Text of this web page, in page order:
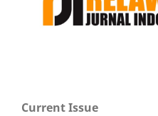
Current Issue